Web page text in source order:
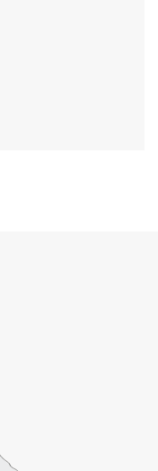
Meer und
und auch die in
des
eindrucksvoller